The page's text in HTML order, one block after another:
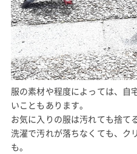
服の素材や程度によっては、自
いこともあります。
お気に入りの服は汚れても捨て
洗濯で汚れが落ちなくても、ク
も。